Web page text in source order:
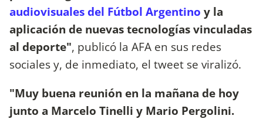
audiovisuales del Fútbol Argentino y la
aplicación de nuevas tecnologías vinculadas
al deporte", publicó la AFA en sus redes
sociales y, de inmediato, el tweet se viralizó.
"Muy buena reunión en la mañana de hoy
junto a Marcelo Tinelli y Mario Pergolini.